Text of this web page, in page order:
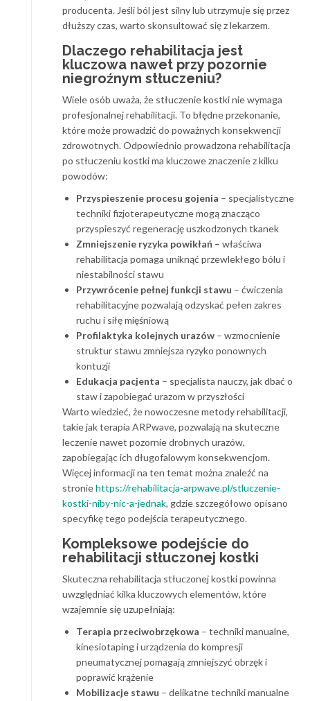
producenta. Jeśli ból jest silny lub utrzymuje się przez
dłuższy czas, warto skonsultować się z lekarzem.
Dlaczego rehabilitacja jest
kluczowa nawet przy pozornie
niegroźnym stłuczeniu?
Wiele osób uważa, że stłuczenie kostki nie wymaga
profesjonalnej rehabilitacji. To błędne przekonanie,
które może prowadzić do poważnych konsekwencji
zdrowotnych. Odpowiednio prowadzona rehabilitacja
po stłuczeniu kostki ma kluczowe znaczenie z kilku
powodów:
Przyspieszenie procesu gojenia – specjalistyczne
techniki fizjoterapeutyczne mogą znacząco
przyspieszyć regenerację uszkodzonych tkanek
Zmniejszenie ryzyka powikłań – właściwa
rehabilitacja pomaga uniknąć przewlekłego bólu i
niestabilności stawu
Przywrócenie pełnej funkcji stawu – ćwiczenia
rehabilitacyjne pozwalają odzyskać pełen zakres
ruchu i siłę mięśniową
Profilaktyka kolejnych urazów – wzmocnienie
struktur stawu zmniejsza ryzyko ponownych
kontuzji
Edukacja pacjenta – specjalista nauczy, jak dbać o
staw i zapobiegać urazom w przyszłości
Warto wiedzieć, że nowoczesne metody rehabilitacji,
takie jak terapia ARPwave, pozwalają na skuteczne
leczenie nawet pozornie drobnych urazów,
zapobiegając ich długofalowym konsekwencjom.
Więcej informacji na ten temat można znaleźć na
stroniehttps://rehabilitacja-arpwave.pl/stluczenie-
kostki-niby-nic-a-jednak, gdzie szczegółowo opisano
specyfikę tego podejścia terapeutycznego.
Kompleksowe podejście do
rehabilitacji stłuczonej kostki
Skuteczna rehabilitacja stłuczonej kostki powinna
uwzględniać kilka kluczowych elementów, które
wzajemnie się uzupełniają:
Terapia przeciwobrzękowa – techniki manualne,
kinesiotaping i urządzenia do kompresji
pneumatycznej pomagają zmniejszyć obrzęk i
poprawić krążenie
Mobilizacje stawu – delikatne techniki manualne